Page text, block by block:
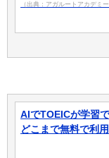
（出典：アガルートアカデミー
AIでTOEICが学習
どこまで無料で利